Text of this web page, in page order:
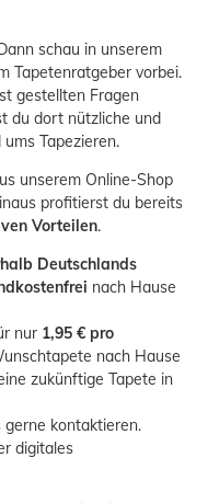
schau in unserem
Tapetenratgeber vorbei.
gestellten Fragen
du dort nützliche und
ums Tapezieren.
unserem Online-Shop
profitierst du bereits
Vorteilen.
Deutschlands
nach Hause
nur 1,95 € pro
nach Hause
zukünftige Tapete in
kontaktieren.
digitales